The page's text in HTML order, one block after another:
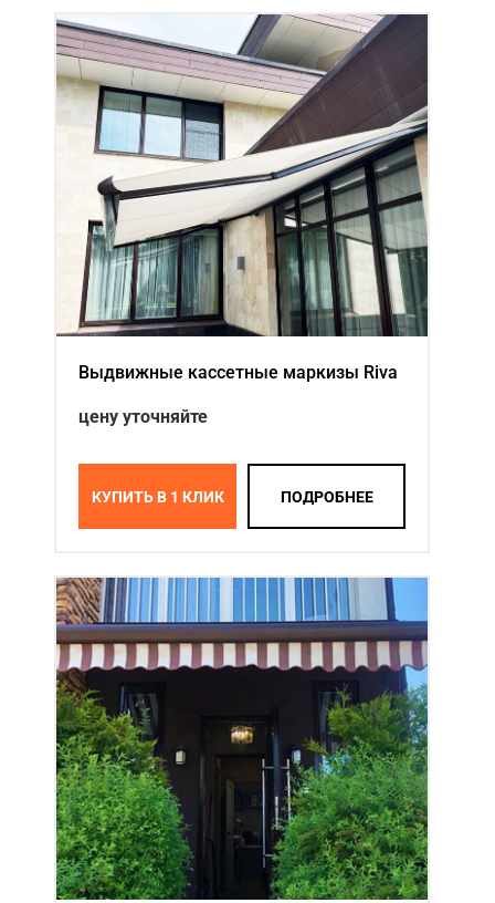
Выдвижные кассетные маркизы Riva
цену уточняйте
КУПИТЬ В 1 КЛИК ПОДРОБНЕЕ